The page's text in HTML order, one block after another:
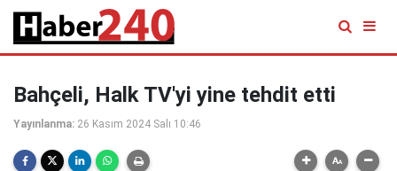
Bahçeli, Halk TV'yi yine tehdit etti
Yayınlanma: 26 Kasım 2024 Salı 10:46